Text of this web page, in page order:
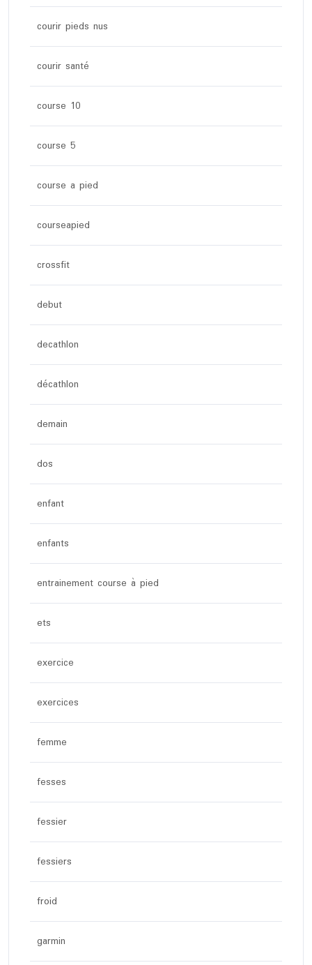
courir pieds nus
courir santé
course 10
course 5
course a pied
courseapied
crossfit
debut
decathlon
décathlon
demain
dos
enfant
enfants
entrainement course à pied
ets
exercice
exercices
femme
fesses
fessier
fessiers
froid
garmin